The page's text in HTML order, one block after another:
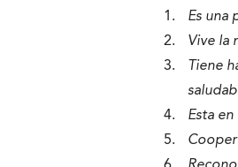
Es una
Vive la
Tiene
Esta